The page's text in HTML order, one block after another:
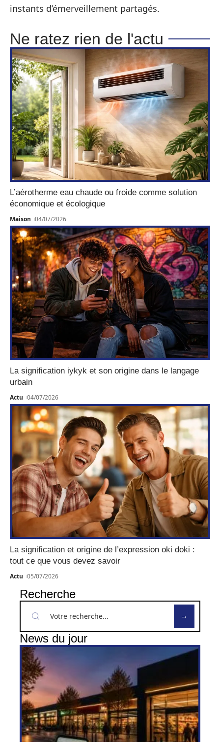
instants d’émerveillement partagés.
Ne ratez rien de l'actu
L’aérotherme eau chaude ou froide comme solution
économique et écologique
Maison 04/07/2026
La signification iykyk et son origine dans le langage
urbain
Actu 04/07/2026
La signification et origine de l’expression oki doki :
tout ce que vous devez savoir
Actu 05/07/2026
Recherche
News du jour